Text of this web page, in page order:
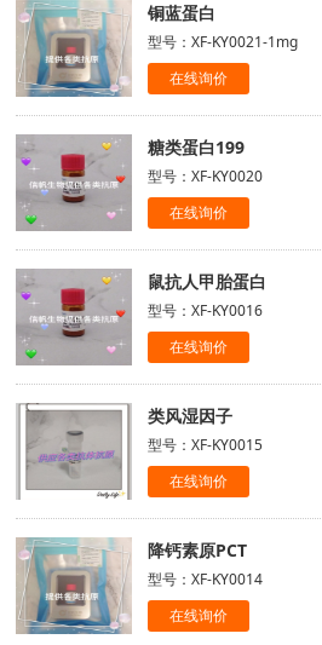
铜蓝蛋白
型号：XF-KY0021-1mg
在线询价
糖类蛋白199
型号：XF-KY0020
在线询价
鼠抗人甲胎蛋白
型号：XF-KY0016
在线询价
类风湿因子
型号：XF-KY0015
在线询价
降钙素原PCT
型号：XF-KY0014
在线询价